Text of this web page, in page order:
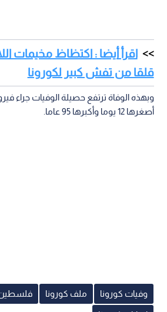
اقرأ أيضا : اكتظاظ مخيمات
قلقا من تفش كبير لكورونا
أصغرها 12 يوما وأكبرها 95 عاما.
وفيات كورونا ملف كورونا فلسطين